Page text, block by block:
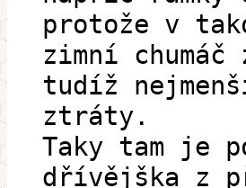
protože v
zimní
tudíž
ztráty.
Taky tam je
dřívějška z